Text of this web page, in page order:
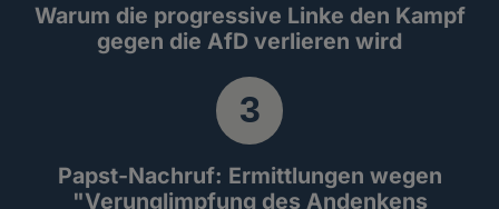
Warum die progressive Linke den Kampf
gegen die AfD verlieren wird
Papst-Nachruf: Ermittlungen wegen
"Verunglimpfung des Andenkens